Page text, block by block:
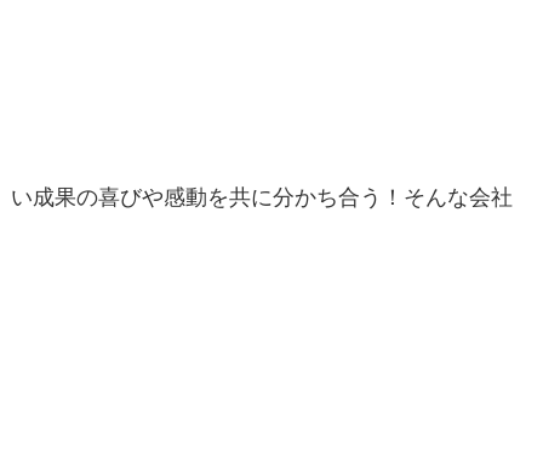
い成果の喜びや感動を共に分かち合う！そんな会社